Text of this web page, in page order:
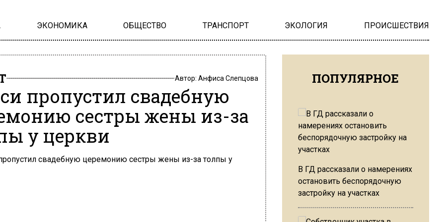
ЭКОНОМИКА ОБЩЕСТВО ТРАНСПОРТ ЭКОЛОГИЯ ПРОИСШЕСТВИЯ
Автор: Анфиса Слепцова
пропустил свадебную
сестры жены из-за
у церкви
ПОПУЛЯРНОЕ
В ГД рассказали о намерениях
остановить беспорядочную
застройку на участках